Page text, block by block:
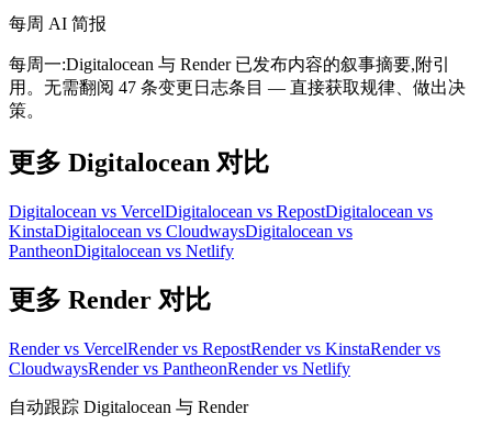
每周 AI 简报
每周一:Digitalocean 与 Render 已发布内容的叙事摘要,附引
用。无需翻阅 47 条变更日志条目 — 直接获取规律、做出决
策。
更多 Digitalocean 对比
Digitalocean vs VercelDigitalocean vs RepostDigitalocean vs
KinstaDigitalocean vs CloudwaysDigitalocean vs
PantheonDigitalocean vs Netlify
更多 Render 对比
Render vs VercelRender vs RepostRender vs KinstaRender vs
CloudwaysRender vs PantheonRender vs Netlify
自动跟踪 Digitalocean 与 Render